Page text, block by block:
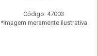
Código: 47003
*Imagem meramente ilustrativa